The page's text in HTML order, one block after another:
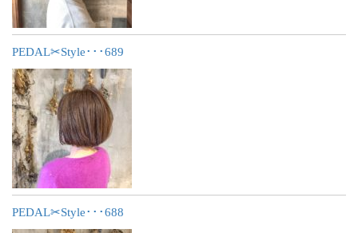
PEDAL✂︎Style･･･689
PEDAL✂︎Style･･･688